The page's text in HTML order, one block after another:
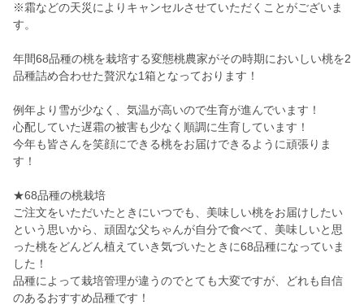
※霜などの天災によりキャンセルさせていただくことがございま
す。
年間68品種の桃を栽培する変態桃農家がその時期においしい桃を2
品種詰め合わせた贅沢な1箱となっております！
例年より雪が少なく、気温が高いので生育が進んでいます！
心配していた遅霜の被害も少なく順調に生育しています！
今年も皆さんを笑顔にできる桃をお届けできるように頑張りま
す！
★68品種の桃栽培
ご注文をいただいたときにいつでも、美味しい桃をお届けしたい
という思いから、頑固な父ちゃんが自分で食べて、美味しいと思
った桃をどんどん植えていき気づいたときに68品種になっていま
した！
品種によって栽培管理が違うのでとても大変ですが、どれも自信
のあるおすすめ品種です！